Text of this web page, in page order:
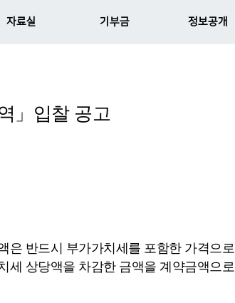
자료실 기부금 정보공개
」입찰 공고
은 반드시 부가가치세를 포함한 가격으로
세 상당액을 차감한 금액을 계약금액으로